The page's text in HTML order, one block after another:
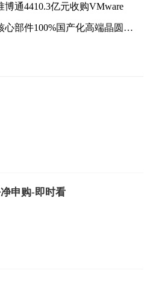
通4410.3亿元收购VMware
华工科技造出我国首台核心部件100%国产化高端晶圆激光切割设备
申购-即时看